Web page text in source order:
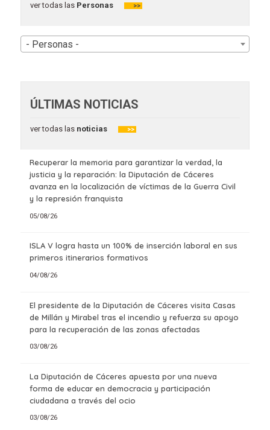
ver todas lasPersonas >>
- Personas -
ÚLTIMAS NOTICIAS
ver todas lasnoticias >>
Recuperar la memoria para garantizar la verdad, la
justicia y la reparación: la Diputación de Cáceres
avanza en la localización de víctimas de la Guerra Civil
y la represión franquista
05/08/26
ISLA V logra hasta un 100% de inserción laboral en sus
primeros itinerarios formativos
04/08/26
El presidente de la Diputación de Cáceres visita Casas
de Millán y Mirabel tras el incendio y refuerza su apoyo
para la recuperación de las zonas afectadas
03/08/26
La Diputación de Cáceres apuesta por una nueva
forma de educar en democracia y participación
ciudadana a través del ocio
03/08/26